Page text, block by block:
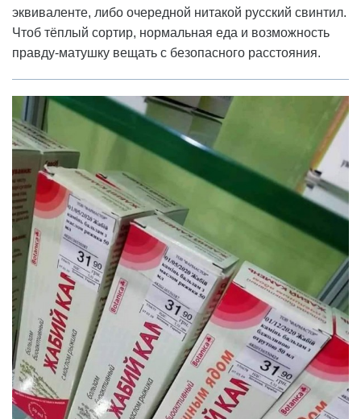
эквиваленте, либо очередной нитакой русский свинтил.
Чтоб тёплый сортир, нормальная еда и возможность
правду-матушку вещать с безопасного расстояния.